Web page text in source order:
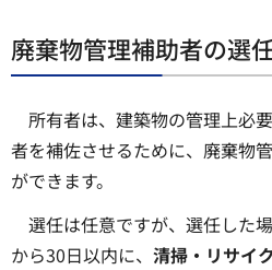
廃棄物管理補助者の選任
所有者は、建築物の管理上必
者を補佐させるために、廃棄物
ができます。
選任は任意ですが、選任した
から30日以内に、 清掃・リサイ